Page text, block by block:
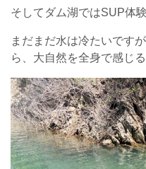
そしてダム湖ではSUP体験
まだまだ水は冷たいです
ら、大自然を全身で感じ